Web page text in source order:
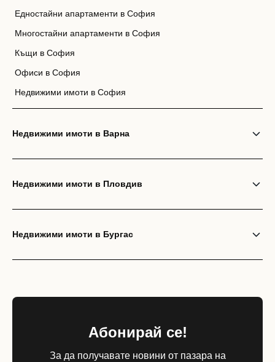
Едностайни апартаменти в София
Многостайни апартаменти в София
Къщи в София
Офиси в София
Недвижими имоти в София
Недвижими имоти в Варна
Недвижими имоти в Пловдив
Недвижими имоти в Бургас
Абонирай се!
За да получавате новини от пазара на